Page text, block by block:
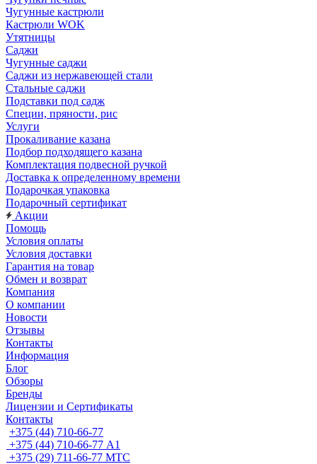
Чугунные кастрюли
Кастрюли WOK
Утятницы
Саджи
Чугунные саджи
Саджи из нержавеющей стали
Стальные саджи
Подставки под садж
Специи, пряности, рис
Услуги
Прокаливание казана
Подбор подходящего казана
Комплектация подвесной ручкой
Доставка к определенному времени
Подарочкая упаковка
Подарочный сертификат
Акции
Помощь
Условия оплаты
Условия доставки
Гарантия на товар
Обмен и возврат
Компания
О компании
Новости
Отзывы
Контакты
Информация
Блог
Обзоры
Бренды
Лицензии и Сертификаты
Контакты
+375 (44) 710-66-77
+375 (44) 710-66-77 А1
+375 (29) 711-66-77 МТС